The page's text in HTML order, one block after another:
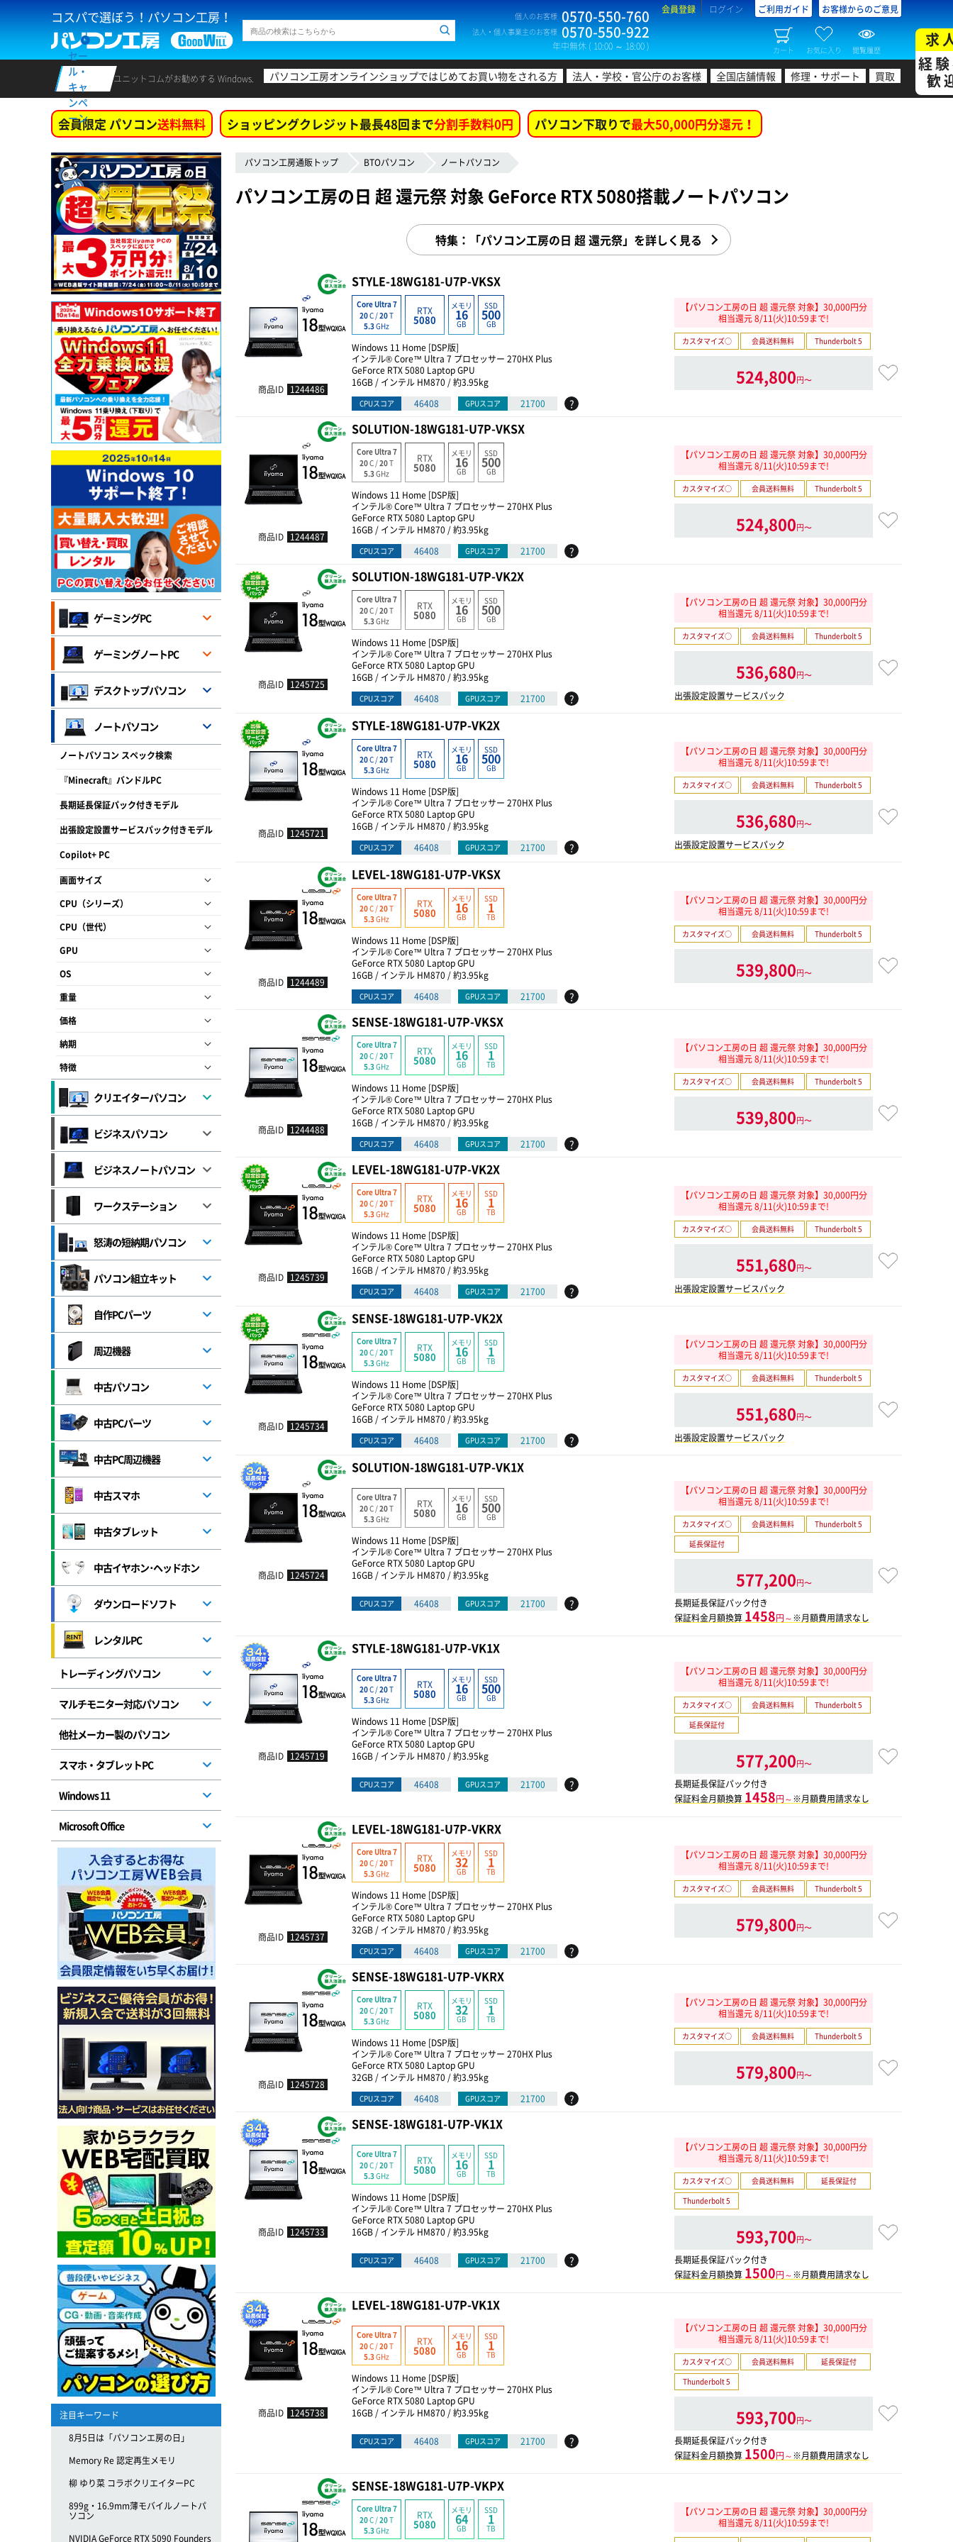
コスパで選ぼう！パソコン工房！ 個人のお客様 0570-550-760
法人・個人事業主のお客様 0570-550-922
年中無休 ( 10:00 ～ 18:00 )
会員登録 ログイン ご利用ガイド お客様からのご意見
カート お気に入り 閲覧履歴
セー
ル・
キャ
ンペ
ーン
ユニットコムがお勧めする Windows. パソコン工房オンラインショップではじめてお買い物をされる方 法人・学校・官公庁のお客様 全国店舗情報 修理・サポート 買取
求
経
歓
会員限定 パソコン送料無料 ショッピングクレジット最長48回まで分割手数料0円 パソコン下取りで最大50,000円分還元！
パソコン工房通販トップ BTOパソコン ノートパソコン
パソコン工房の日 超 還元祭 対象 GeForce RTX 5080搭載ノートパソコン
特集：「パソコン工房の日 超 還元祭」を詳しく見る
商品ID 1244486
STYLE-18WG181-U7P-VKSX
Core Ultra 7
20C /20T
5.3GHz
RTX
5080
メモリ
16
GB
SSD
500
GB
Windows 11 Home [DSP版]
インテル® Core™ Ultra 7 プロセッサー 270HX Plus
GeForce RTX 5080 Laptop GPU
16GB / インテル HM870 / 約3.95kg
【パソコン工房の日 超 還元祭 対象】30,000円分
相当還元 8/11(火)10:59まで!
カスタマイズ○ 会員送料無料 Thunderbolt 5
524,800円〜
CPUスコア 46408 GPUスコア 21700 ?
商品ID 1244487
SOLUTION-18WG181-U7P-VKSX
Core Ultra 7
20C /20T
5.3GHz
RTX
5080
メモリ
16
GB
SSD
500
GB
Windows 11 Home [DSP版]
インテル® Core™ Ultra 7 プロセッサー 270HX Plus
GeForce RTX 5080 Laptop GPU
16GB / インテル HM870 / 約3.95kg
【パソコン工房の日 超 還元祭 対象】30,000円分
相当還元 8/11(火)10:59まで!
カスタマイズ○ 会員送料無料 Thunderbolt 5
524,800円〜
CPUスコア 46408 GPUスコア 21700 ?
商品ID 1245725
SOLUTION-18WG181-U7P-VK2X
Core Ultra 7
20C /20T
5.3GHz
RTX
5080
メモリ
16
GB
SSD
500
GB
Windows 11 Home [DSP版]
インテル® Core™ Ultra 7 プロセッサー 270HX Plus
GeForce RTX 5080 Laptop GPU
16GB / インテル HM870 / 約3.95kg
【パソコン工房の日 超 還元祭 対象】30,000円分
相当還元 8/11(火)10:59まで!
カスタマイズ○ 会員送料無料 Thunderbolt 5
536,680円〜
CPUスコア 46408 GPUスコア 21700 ? 出張設定設置サービスパック
商品ID 1245721
STYLE-18WG181-U7P-VK2X
Core Ultra 7
20C /20T
5.3GHz
RTX
5080
メモリ
16
GB
SSD
500
GB
Windows 11 Home [DSP版]
インテル® Core™ Ultra 7 プロセッサー 270HX Plus
GeForce RTX 5080 Laptop GPU
16GB / インテル HM870 / 約3.95kg
【パソコン工房の日 超 還元祭 対象】30,000円分
相当還元 8/11(火)10:59まで!
カスタマイズ○ 会員送料無料 Thunderbolt 5
536,680円〜
CPUスコア 46408 GPUスコア 21700 ? 出張設定設置サービスパック
商品ID 1244489
LEVEL-18WG181-U7P-VKSX
Core Ultra 7
20C /20T
5.3GHz
RTX
5080
メモリ
16
GB
SSD
1
TB
Windows 11 Home [DSP版]
インテル® Core™ Ultra 7 プロセッサー 270HX Plus
GeForce RTX 5080 Laptop GPU
16GB / インテル HM870 / 約3.95kg
【パソコン工房の日 超 還元祭 対象】30,000円分
相当還元 8/11(火)10:59まで!
カスタマイズ○ 会員送料無料 Thunderbolt 5
539,800円〜
CPUスコア 46408 GPUスコア 21700 ?
商品ID 1244488
SENSE-18WG181-U7P-VKSX
Core Ultra 7
20C /20T
5.3GHz
RTX
5080
メモリ
16
GB
SSD
1
TB
Windows 11 Home [DSP版]
インテル® Core™ Ultra 7 プロセッサー 270HX Plus
GeForce RTX 5080 Laptop GPU
16GB / インテル HM870 / 約3.95kg
【パソコン工房の日 超 還元祭 対象】30,000円分
相当還元 8/11(火)10:59まで!
カスタマイズ○ 会員送料無料 Thunderbolt 5
539,800円〜
CPUスコア 46408 GPUスコア 21700 ?
商品ID 1245739
LEVEL-18WG181-U7P-VK2X
Core Ultra 7
20C /20T
5.3GHz
RTX
5080
メモリ
16
GB
SSD
1
TB
Windows 11 Home [DSP版]
インテル® Core™ Ultra 7 プロセッサー 270HX Plus
GeForce RTX 5080 Laptop GPU
16GB / インテル HM870 / 約3.95kg
【パソコン工房の日 超 還元祭 対象】30,000円分
相当還元 8/11(火)10:59まで!
カスタマイズ○ 会員送料無料 Thunderbolt 5
551,680円〜
CPUスコア 46408 GPUスコア 21700 ? 出張設定設置サービスパック
商品ID 1245734
SENSE-18WG181-U7P-VK2X
Core Ultra 7
20C /20T
5.3GHz
RTX
5080
メモリ
16
GB
SSD
1
TB
Windows 11 Home [DSP版]
インテル® Core™ Ultra 7 プロセッサー 270HX Plus
GeForce RTX 5080 Laptop GPU
16GB / インテル HM870 / 約3.95kg
【パソコン工房の日 超 還元祭 対象】30,000円分
相当還元 8/11(火)10:59まで!
カスタマイズ○ 会員送料無料 Thunderbolt 5
551,680円〜
CPUスコア 46408 GPUスコア 21700 ? 出張設定設置サービスパック
商品ID 1245724
SOLUTION-18WG181-U7P-VK1X
Core Ultra 7
20C /20T
5.3GHz
RTX
5080
メモリ
16
GB
SSD
500
GB
Windows 11 Home [DSP版]
インテル® Core™ Ultra 7 プロセッサー 270HX Plus
GeForce RTX 5080 Laptop GPU
16GB / インテル HM870 / 約3.95kg
【パソコン工房の日 超 還元祭 対象】30,000円分
相当還元 8/11(火)10:59まで!
カスタマイズ○ 会員送料無料
Thunderbolt 5
延長保証付
577,200円〜
CPUスコア 46408 GPUスコア 21700 ?
長期延長保証パック付き
保証料金月額換算 1458円～※月額費用請求なし
商品ID 1245719
STYLE-18WG181-U7P-VK1X
Core Ultra 7
20C /20T
5.3GHz
RTX
5080
メモリ
16
GB
SSD
500
GB
Windows 11 Home [DSP版]
インテル® Core™ Ultra 7 プロセッサー 270HX Plus
GeForce RTX 5080 Laptop GPU
16GB / インテル HM870 / 約3.95kg
【パソコン工房の日 超 還元祭 対象】30,000円分
相当還元 8/11(火)10:59まで!
カスタマイズ○ 会員送料無料
Thunderbolt 5
延長保証付
577,200円〜
CPUスコア 46408 GPUスコア 21700 ?
長期延長保証パック付き
保証料金月額換算 1458円～※月額費用請求なし
商品ID 1245737
LEVEL-18WG181-U7P-VKRX
Core Ultra 7
20C /20T
5.3GHz
RTX
5080
メモリ
32
GB
SSD
1
TB
Windows 11 Home [DSP版]
インテル® Core™ Ultra 7 プロセッサー 270HX Plus
GeForce RTX 5080 Laptop GPU
32GB / インテル HM870 / 約3.95kg
【パソコン工房の日 超 還元祭 対象】30,000円分
相当還元 8/11(火)10:59まで!
カスタマイズ○ 会員送料無料 Thunderbolt 5
579,800円〜
CPUスコア 46408 GPUスコア 21700 ?
商品ID 1245728
SENSE-18WG181-U7P-VKRX
Core Ultra 7
20C /20T
5.3GHz
RTX
5080
メモリ
32
GB
SSD
1
TB
Windows 11 Home [DSP版]
インテル® Core™ Ultra 7 プロセッサー 270HX Plus
GeForce RTX 5080 Laptop GPU
32GB / インテル HM870 / 約3.95kg
【パソコン工房の日 超 還元祭 対象】30,000円分
相当還元 8/11(火)10:59まで!
カスタマイズ○ 会員送料無料 Thunderbolt 5
579,800円〜
CPUスコア 46408 GPUスコア 21700 ?
商品ID 1245733
SENSE-18WG181-U7P-VK1X
Core Ultra 7
20C /20T
5.3GHz
RTX
5080
メモリ
16
GB
SSD
1
TB
Windows 11 Home [DSP版]
インテル® Core™ Ultra 7 プロセッサー 270HX Plus
GeForce RTX 5080 Laptop GPU
16GB / インテル HM870 / 約3.95kg
【パソコン工房の日 超 還元祭 対象】30,000円分
相当還元 8/11(火)10:59まで!
カスタマイズ○ 会員送料無料
延長保証付
Thunderbolt 5
593,700円〜
CPUスコア 46408 GPUスコア 21700 ?
長期延長保証パック付き
保証料金月額換算 1500円～※月額費用請求なし
商品ID 1245738
LEVEL-18WG181-U7P-VK1X
Core Ultra 7
20C /20T
5.3GHz
RTX
5080
メモリ
16
GB
SSD
1
TB
Windows 11 Home [DSP版]
インテル® Core™ Ultra 7 プロセッサー 270HX Plus
GeForce RTX 5080 Laptop GPU
16GB / インテル HM870 / 約3.95kg
【パソコン工房の日 超 還元祭 対象】30,000円分
相当還元 8/11(火)10:59まで!
カスタマイズ○ 会員送料無料
延長保証付
Thunderbolt 5
593,700円〜
CPUスコア 46408 GPUスコア 21700 ?
長期延長保証パック付き
保証料金月額換算 1500円～※月額費用請求なし
SENSE-18WG181-U7P-VKPX
Core Ultra 7
20C /20T
5.3GHz
RTX
5080
メモリ
64
GB
SSD
1
TB
【パソコン工房の日 超 還元祭 対象】30,000円分
相当還元 8/11(火)10:59まで!
ゲーミングPC
ゲーミングノートPC
デスクトップパソコン
ノートパソコン
ノートパソコン スペック検索
『Minecraft』バンドルPC
長期延長保証パック付きモデル
出張設定設置サービスパック付きモデル
Copilot+ PC
画面サイズ
CPU（シリーズ）
CPU（世代）
GPU
OS
重量
価格
納期
特徴
クリエイターパソコン
ビジネスパソコン
ビジネスノートパソコン
ワークステーション
怒涛の短納期パソコン
パソコン組立キット
自作PCパーツ
周辺機器
中古パソコン
中古PCパーツ
中古PC周辺機器
中古スマホ
中古タブレット
中古イヤホン･ヘッドホン
ダウンロードソフト
レンタルPC
トレーディングパソコン
マルチモニター対応パソコン
他社メーカー製のパソコン
スマホ・タブレットPC
Windows 11
Microsoft Office
注目キーワード
8月5日は「パソコンエ房の日」
Memory Re 認定再生メモリ
柳 ゆり菜 コラボクリエイターPC
899g・16.9mm薄モバイルノートパ
ソコン
NVIDIA GeForce RTX 5090 Founders